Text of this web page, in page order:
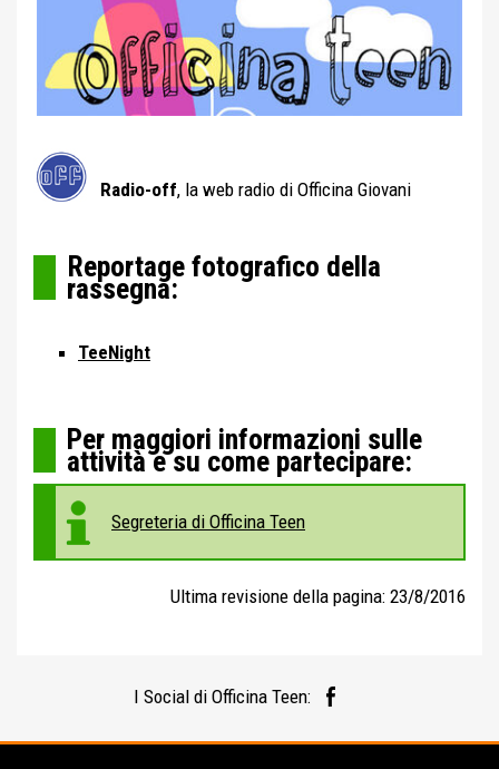
Radio-off, la web radio di Officina Giovani
Reportage fotografico della
rassegna:
TeeNight
Per maggiori informazioni sulle
attività e su come partecipare:
Segreteria di Officina Teen
Ultima revisione della pagina: 23/8/2016
I Social di Officina Teen: